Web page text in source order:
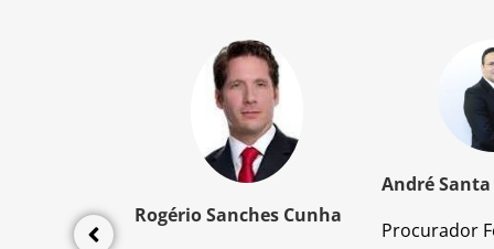
Rogério Sanches Cunha
André Santa
Procurador